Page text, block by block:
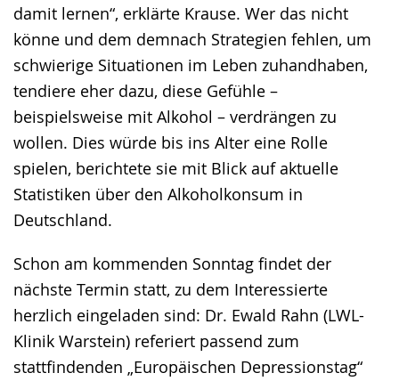
damit lernen“, erklärte Krause. Wer das nicht
könne und dem demnach Strategien fehlen, um
schwierige Situationen im Leben zuhandhaben,
tendiere eher dazu, diese Gefühle –
beispielsweise mit Alkohol – verdrängen zu
wollen. Dies würde bis ins Alter eine Rolle
spielen, berichtete sie mit Blick auf aktuelle
Statistiken über den Alkoholkonsum in
Deutschland.
Schon am kommenden Sonntag findet der
nächste Termin statt, zu dem Interessierte
herzlich eingeladen sind: Dr. Ewald Rahn (LWL-
Klinik Warstein) referiert passend zum
stattfindenden „Europäischen Depressionstag“